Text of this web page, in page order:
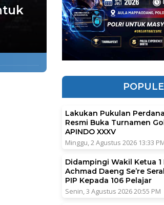
Lakukan Pukulan
Resmi Buka Turnamen
APINDO XXXV
Minggu, 2 Agustus 2026 13:33
Didampingi Wakil Ketua 1
Achmad Daeng Se’re
PIP Kepada 106 Pelajar
Senin, 3 Agustus 2026 20:55 PM